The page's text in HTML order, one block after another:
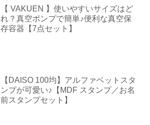
【 VAKUEN 】使いやすいサイズはど
れ？真空ポンプで簡単♪便利な真空保
存容器【7点セット】
【DAISO 100均】アルファベットスタ
ンプが可愛い♪【MDF スタンプ／お名
前スタンプセット】